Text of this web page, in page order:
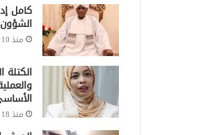
كامل
منذ 10 ساعات
الكتلة
منذ 18 ساعة